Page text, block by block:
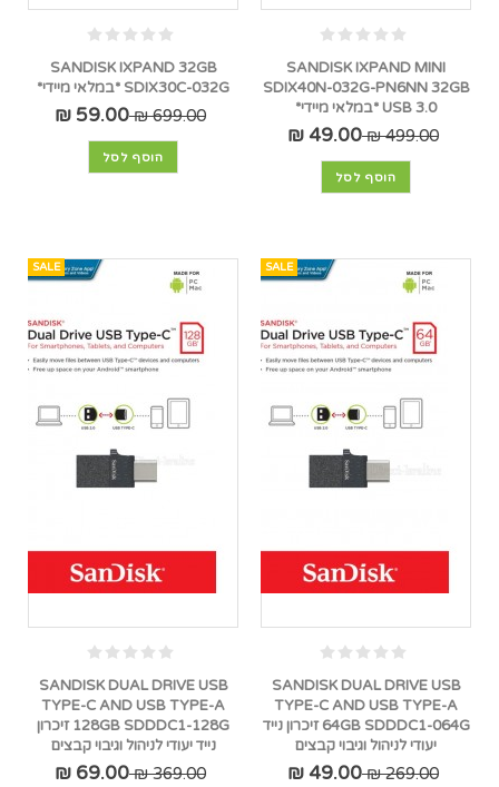
SANDISK IXPAND MINI
SDIX40N-032G-PN6NN 32GB
USB 3.0 *במלאי מיידי*
499.00 ₪
49.00 ₪
הוסף לסל
SANDISK IXPAND 32GB
SDIX30C-032G *במלאי מיידי*
699.00 ₪
59.00 ₪
הוסף לסל
SALE
SANDISK DUAL DRIVE USB
TYPE-C AND USB TYPE-A
64GB SDDDC1-064G זיכרון נייד
יעודי לניהול וגיבוי קבצים
269.00 ₪
49.00 ₪
SALE
SANDISK DUAL DRIVE USB
TYPE-C AND USB TYPE-A
128GB SDDDC1-128G זיכרון
נייד יעודי לניהול וגיבוי קבצים
369.00 ₪
69.00 ₪